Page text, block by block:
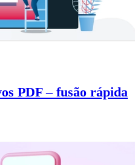
PDF – fusão rápida